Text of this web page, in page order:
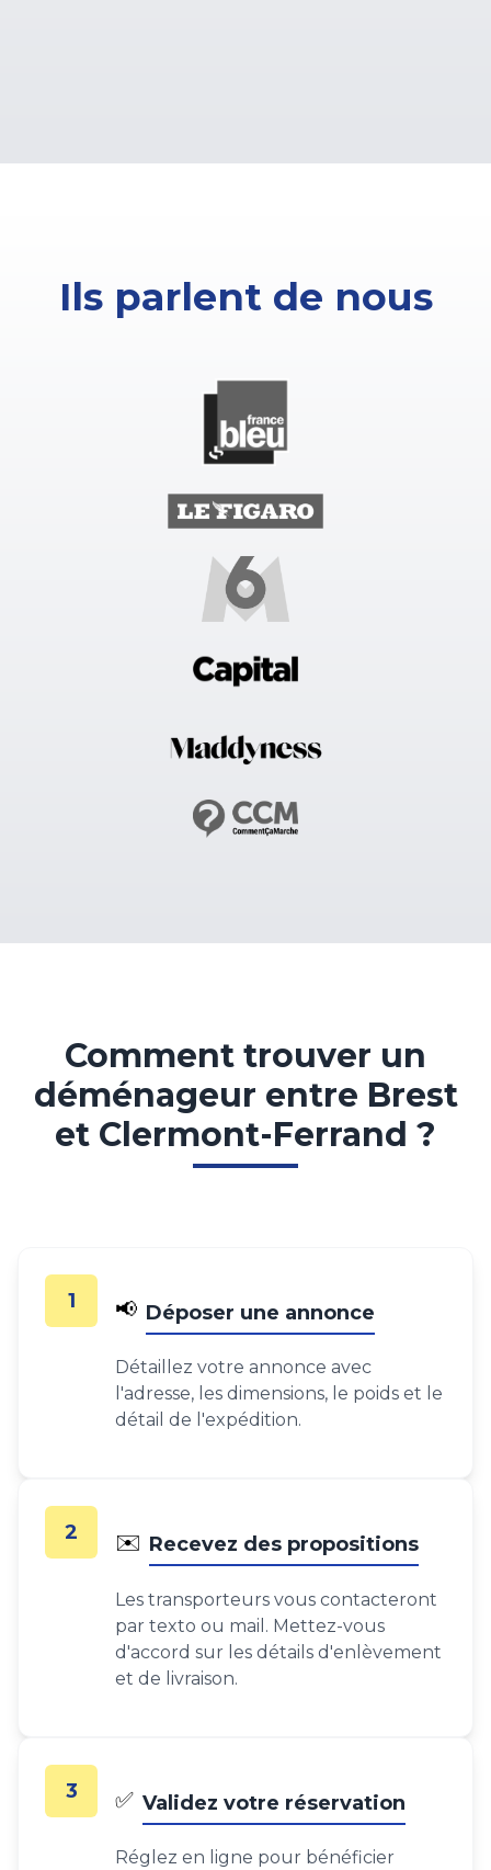
Ils parlent de nous
Comment trouver un
déménageur entre Brest
et Clermont-Ferrand ?
1 📢 Déposer une annonce
Détaillez votre annonce avec
l'adresse, les dimensions, le poids et le
détail de l'expédition.
2 ✉️ Recevez des propositions
Les transporteurs vous contacteront
par texto ou mail. Mettez-vous
d'accord sur les détails d'enlèvement
et de livraison.
3 ✅ Validez votre réservation
Réglez en ligne pour bénéficier